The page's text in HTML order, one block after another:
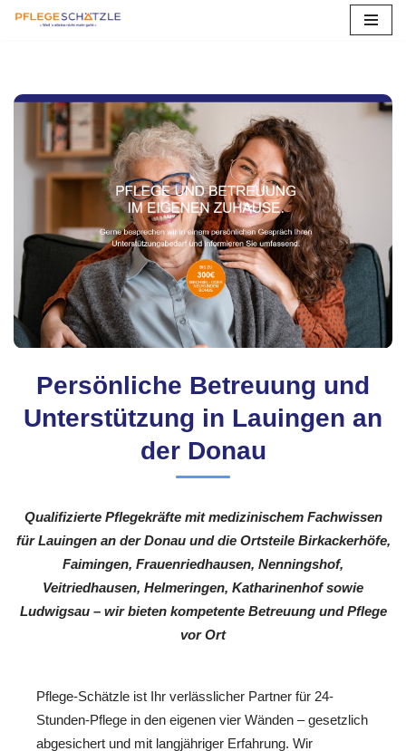
springen
Persönliche Betreuung und
Unterstützung in Lauingen an
der Donau
Qualifizierte Pflegekräfte mit medizinischem Fachwissen
für Lauingen an der Donau und die Ortsteile Birkackerhöfe,
Faimingen, Frauenriedhausen, Nenningshof,
Veitriedhausen, Helmeringen, Katharinenhof sowie
Ludwigsau – wir bieten kompetente Betreuung und Pflege
vor Ort
Pflege-Schätzle ist Ihr verlässlicher Partner für 24-
Stunden-Pflege in den eigenen vier Wänden – gesetzlich
abgesichert und mit langjähriger Erfahrung. Wir